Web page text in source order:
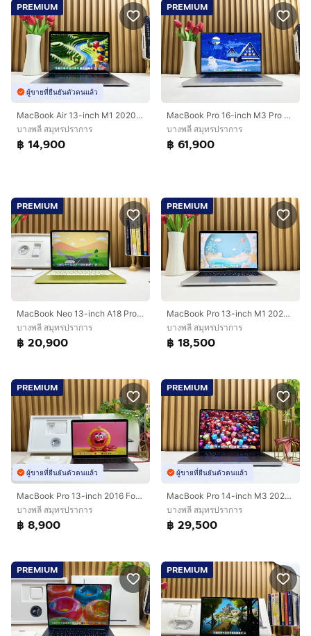
PREMIUM
ผู้ขายที่ยืนยันตัวตนแล้ว
MacBook Air 13-inch M1 2020 Ram8GB SSD256GB SpaceGray
บางพลี สมุทรปราการ
฿ 14,900
PREMIUM
MacBook Pro 16-inch M3 Pro 2023 Ram36GB SSD512GB Sliver
บางพลี สมุทรปราการ
฿ 61,900
PREMIUM
MacBook Neo 13-inch A18 Pro 2026 Ram8GB SSD256GB Citrus Apple Care 21 March 2027
บางพลี สมุทรปราการ
฿ 20,900
PREMIUM
MacBook Pro 13-inch M1 2020 Ram8GB SSD512GB Silver
บางพลี สมุทรปราการ
฿ 18,500
PREMIUM
ผู้ขายที่ยืนยันตัวตนแล้ว
MacBook Pro 13-inch 2016 Four Thunderbolt 3Ports Ram8GB SSD256GB SpaceGray
บางพลี สมุทรปราการ
฿ 8,900
PREMIUM
ผู้ขายที่ยืนยันตัวตนแล้ว
MacBook Pro 14-inch M3 2023 Ram8GB SSD512GB Space Gray
บางพลี สมุทรปราการ
฿ 29,500
PREMIUM PREMIUM